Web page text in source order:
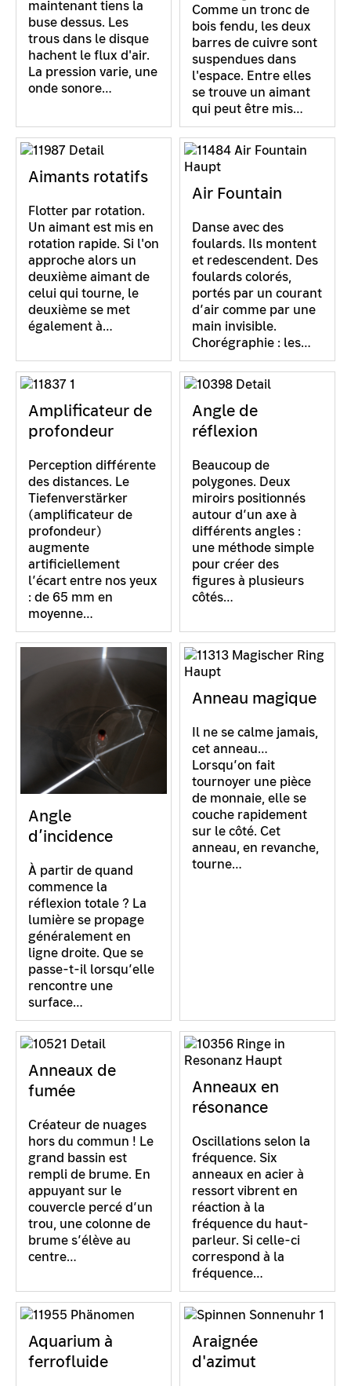
maintenant tiens la
buse dessus. Les
trous dans le disque
hachent le flux d'air.
La pression varie, une
onde sonore…
Comme un tronc de
bois fendu, les deux
barres de cuivre sont
suspendues dans
l'espace. Entre elles
se trouve un aimant
qui peut être mis…
Aimants rotatifs
Flotter par rotation.
Un aimant est mis en
rotation rapide. Si l'on
approche alors un
deuxième aimant de
celui qui tourne, le
deuxième se met
également à…
Air Fountain
Danse avec des
foulards. Ils montent
et redescendent. Des
foulards colorés,
portés par un courant
d’air comme par une
main invisible.
Chorégraphie : les…
Amplificateur de
profondeur
Perception différente
des distances. Le
Tiefenverstärker
(amplificateur de
profondeur)
augmente
artificiellement
l’écart entre nos yeux
: de 65 mm en
moyenne…
Angle de
réflexion
Beaucoup de
polygones. Deux
miroirs positionnés
autour d’un axe à
différents angles :
une méthode simple
pour créer des
figures à plusieurs
côtés…
Angle
d’incidence
À partir de quand
commence la
réflexion totale ? La
lumière se propage
généralement en
ligne droite. Que se
passe-t-il lorsqu’elle
rencontre une
surface…
Anneau magique
Il ne se calme jamais,
cet anneau…
Lorsqu’on fait
tournoyer une pièce
de monnaie, elle se
couche rapidement
sur le côté. Cet
anneau, en revanche,
tourne…
Anneaux de
fumée
Créateur de nuages
hors du commun ! Le
grand bassin est
rempli de brume. En
appuyant sur le
couvercle percé d’un
trou, une colonne de
brume s’élève au
centre…
Anneaux en
résonance
Oscillations selon la
fréquence. Six
anneaux en acier à
ressort vibrent en
réaction à la
fréquence du haut-
parleur. Si celle-ci
correspond à la
fréquence…
Aquarium à
ferrofluide
Araignée
d'azimut